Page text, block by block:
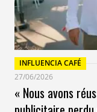
INFLUENCIA CAFÉ
27/06/2026
« Nous avons